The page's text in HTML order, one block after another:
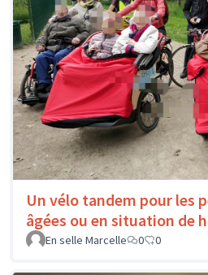
Un vélo tandem pour les
âgées ou en situation de
En selle Marcelle
0 0